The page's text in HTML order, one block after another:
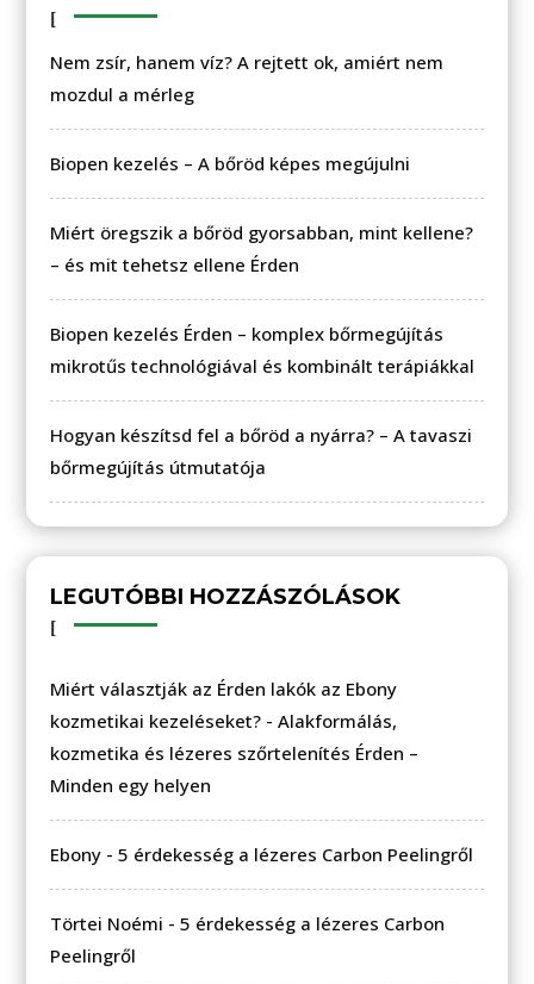
Nem zsír, hanem víz? A rejtett ok, amiért nem
mozdul a mérleg
Biopen kezelés – A bőröd képes megújulni
Miért öregszik a bőröd gyorsabban, mint kellene?
– és mit tehetsz ellene Érden
Biopen kezelés Érden – komplex bőrmegújítás
mikrotűs technológiával és kombinált terápiákkal
Hogyan készítsd fel a bőröd a nyárra? – A tavaszi
bőrmegújítás útmutatója
LEGUTÓBBI HOZZÁSZÓLÁSOK
Miért választják az Érden lakók az Ebony
kozmetikai kezeléseket? -Alakformálás,
kozmetika és lézeres szőrtelenítés Érden –
Minden egy helyen
Ebony -5 érdekesség a lézeres Carbon Peelingről
Törtei Noémi -5 érdekesség a lézeres Carbon
Peelingről